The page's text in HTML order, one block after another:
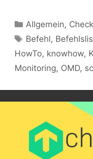
Kategorien
Allgemein,
Schlagwörter
Befehl,
HowTo, knowhow,
Monitoring, OMD,